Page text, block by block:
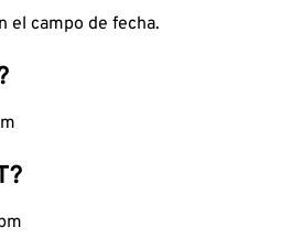
el campo de fecha.